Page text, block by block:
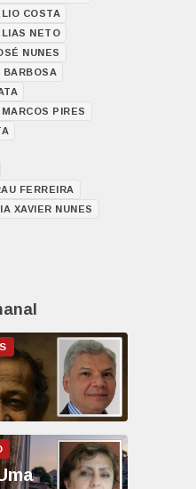
COSTA
NETO
NUNES
BARBOSA
MARCOS PIRES
FERREIRA
XAVIER NUNES